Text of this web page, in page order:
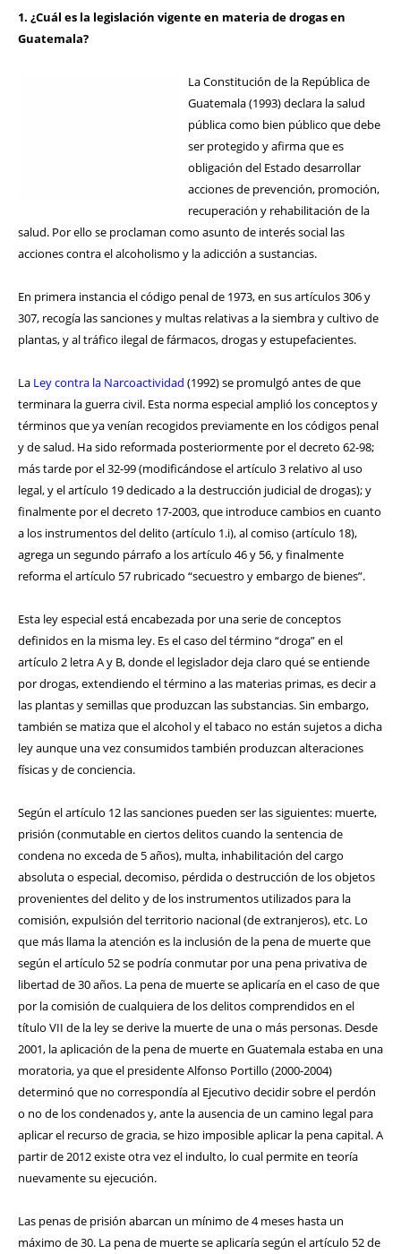
1. ¿Cuál es la legislación vigente en materia de drogas en
Guatemala?
La Constitución de la República de
Guatemala (1993) declara la salud
pública como bien público que debe
ser protegido y afirma que es
obligación del Estado desarrollar
acciones de prevención, promoción,
recuperación y rehabilitación de la
salud. Por ello se proclaman como asunto de interés social las
acciones contra el alcoholismo y la adicción a sustancias.
En primera instancia el código penal de 1973, en sus artículos 306 y
307, recogía las sanciones y multas relativas a la siembra y cultivo de
plantas, y al tráfico ilegal de fármacos, drogas y estupefacientes.
La Ley contra la Narcoactividad (1992) se promulgó antes de que
terminara la guerra civil. Esta norma especial amplió los conceptos y
términos que ya venían recogidos previamente en los códigos penal
y de salud. Ha sido reformada posteriormente por el decreto 62-98;
más tarde por el 32-99 (modificándose el artículo 3 relativo al uso
legal, y el artículo 19 dedicado a la destrucción judicial de drogas); y
finalmente por el decreto 17-2003, que introduce cambios en cuanto
a los instrumentos del delito (artículo 1.i), al comiso (artículo 18),
agrega un segundo párrafo a los artículo 46 y 56, y finalmente
reforma el artículo 57 rubricado “secuestro y embargo de bienes”.
Esta ley especial está encabezada por una serie de conceptos
definidos en la misma ley. Es el caso del término “droga” en el
artículo 2 letra A y B, donde el legislador deja claro qué se entiende
por drogas, extendiendo el término a las materias primas, es decir a
las plantas y semillas que produzcan las substancias. Sin embargo,
también se matiza que el alcohol y el tabaco no están sujetos a dicha
ley aunque una vez consumidos también produzcan alteraciones
físicas y de conciencia.
Según el artículo 12 las sanciones pueden ser las siguientes: muerte,
prisión (conmutable en ciertos delitos cuando la sentencia de
condena no exceda de 5 años), multa, inhabilitación del cargo
absoluta o especial, decomiso, pérdida o destrucción de los objetos
provenientes del delito y de los instrumentos utilizados para la
comisión, expulsión del territorio nacional (de extranjeros), etc. Lo
que más llama la atención es la inclusión de la pena de muerte que
según el artículo 52 se podría conmutar por una pena privativa de
libertad de 30 años. La pena de muerte se aplicaría en el caso de que
por la comisión de cualquiera de los delitos comprendidos en el
título VII de la ley se derive la muerte de una o más personas. Desde
2001, la aplicación de la pena de muerte en Guatemala estaba en una
moratoria, ya que el presidente Alfonso Portillo (2000-2004)
determinó que no correspondía al Ejecutivo decidir sobre el perdón
o no de los condenados y, ante la ausencia de un camino legal para
aplicar el recurso de gracia, se hizo imposible aplicar la pena capital. A
partir de 2012 existe otra vez el indulto, lo cual permite en teoría
nuevamente su ejecución.
Las penas de prisión abarcan un mínimo de 4 meses hasta un
máximo de 30. La pena de muerte se aplicaría según el artículo 52 de